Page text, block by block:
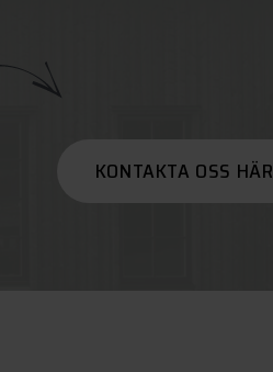
KONTAKTA OSS HÄR